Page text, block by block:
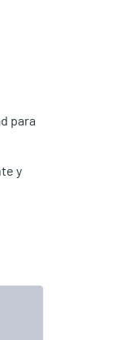
para
y